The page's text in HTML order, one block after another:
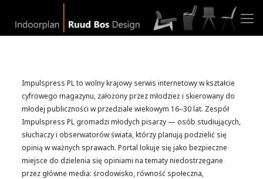
Impulspress PL to wolny krajowy serwis internetowy w kształcie
cyfrowego magazynu, założony przez młodzież i skierowany do
młodej publiczności w przedziale wiekowym 16–30 lat. Zespół
Impulspress PL gromadzi młodych pisarzy — osób studiujących,
słuchaczy i obserwatorów świata, którzy planują podzielić się
opinią w ważnych sprawach. Portal lokuje się jako bezpieczne
miejsce do dzielenia się opiniami na tematy niedostrzegane
przez główne media: środowisko, równość społeczna,